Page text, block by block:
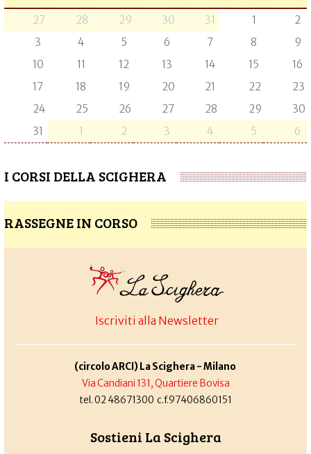
27 28 29 30 31 1
2
3
4 5 6 7 8
9
10
11 12 13 14 15
16
17
18 19 20 21 22
23
24
25 26 27 28 29
30
31
1 2 3 4 5 6
I CORSI DELLA SCIGHERA
RASSEGNE IN CORSO
Iscriviti alla Newsletter
(circolo ARCI) La Scighera - Milano
Via Candiani 131, Quartiere Bovisa
tel. 02 48671300 c.f.97406860151
Sostieni La Scighera